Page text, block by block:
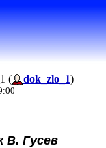
( dok_zlo_1)
В. Гусев